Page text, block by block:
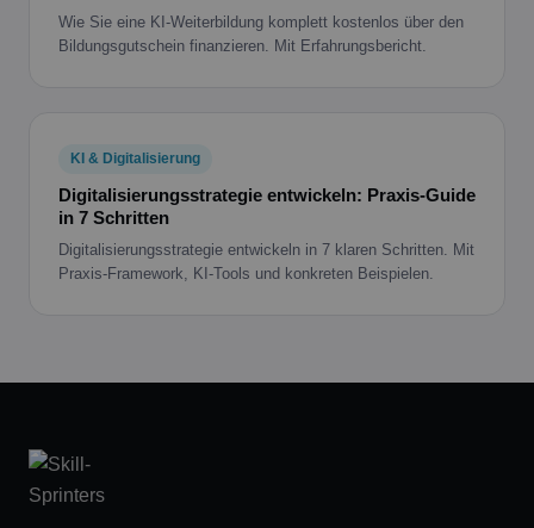
Wie Sie eine KI-Weiterbildung komplett kostenlos über den
Bildungsgutschein finanzieren. Mit Erfahrungsbericht.
KI & Digitalisierung
Digitalisierungsstrategie entwickeln: Praxis-Guide
in 7 Schritten
Digitalisierungsstrategie entwickeln in 7 klaren Schritten. Mit
Praxis-Framework, KI-Tools und konkreten Beispielen.